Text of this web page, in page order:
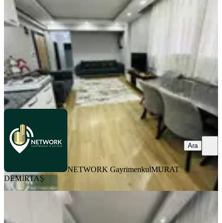
2+1
Yüksek giriş·04.06.2026
3.400.000 ₺Geri Dönüş:
NETWORK GayrimenkulMURAT DEMİRTAŞ
Ara
NETWORK GayrimenkulMURAT
DEMİRTAŞ
Ara
Genç Binada Cadde Dibinde 26.000tl
Kira Getrili Yüksek Giriş 2+1